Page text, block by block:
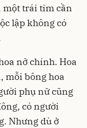
một trái tim cần
lập không có
nở chính. Hoa
mỗi bông hoa
phụ nữ cũng
có người
Nhưng dù ở